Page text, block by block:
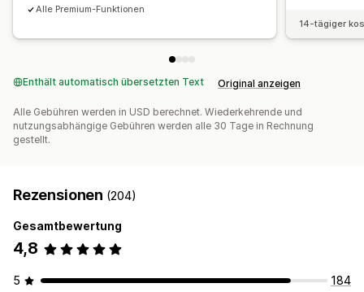
Alle Premium-Funktionen
14-tägiger
Enthält automatisch übersetzten Text Original anzeigen
Alle Gebühren werden in USD berechnet. Wiederkehrende und
nutzungsabhängige Gebühren werden alle 30 Tage in Rechnung
gestellt.
Rezensionen (204)
Gesamtbewertung
4,8
5
184